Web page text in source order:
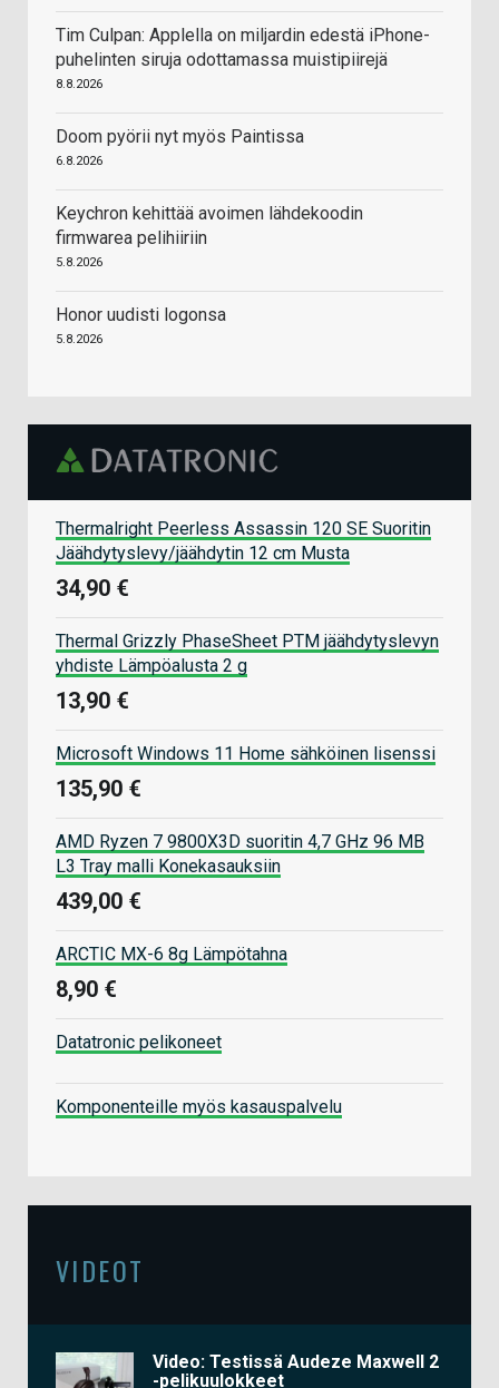
Tim Culpan: Applella on miljardin edestä iPhone-
puhelinten siruja odottamassa muistipiirejä
8.8.2026
Doom pyörii nyt myös Paintissa
6.8.2026
Keychron kehittää avoimen lähdekoodin
firmwarea pelihiiriin
5.8.2026
Honor uudisti logonsa
5.8.2026
Thermalright Peerless Assassin 120 SE Suoritin
Jäähdytyslevy/jäähdytin 12 cm Musta
34,90 €
Thermal Grizzly PhaseSheet PTM jäähdytyslevyn
yhdiste Lämpöalusta 2 g
13,90 €
Microsoft Windows 11 Home sähköinen lisenssi
135,90 €
AMD Ryzen 7 9800X3D suoritin 4,7 GHz 96 MB
L3 Tray malli Konekasauksiin
439,00 €
ARCTIC MX-6 8g Lämpötahna
8,90 €
Datatronic pelikoneet
Komponenteille myös kasauspalvelu
VIDEOT
Video: Testissä Audeze Maxwell 2
-pelikuulokkeet